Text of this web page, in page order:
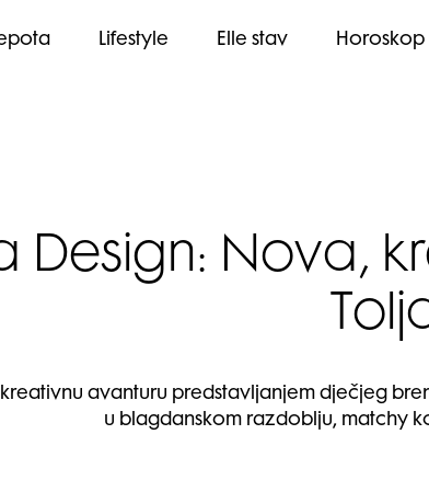
Lifestyle Elle stav Horoskop
Design: Nova,
avanturu predstavljanjem dječjeg
u blagdanskom razdoblju, matchy